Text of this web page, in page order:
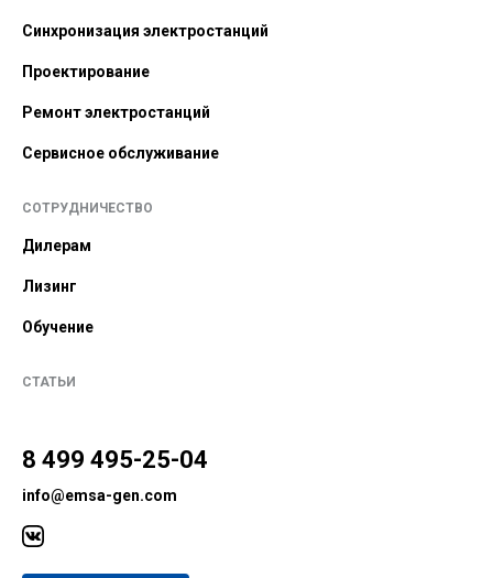
Синхронизация электростанций
Проектирование
Ремонт электростанций
Сервисное обслуживание
СОТРУДНИЧЕСТВО
Дилерам
Лизинг
Обучение
СТАТЬИ
8 499 495-25-04
info@emsa-gen.com